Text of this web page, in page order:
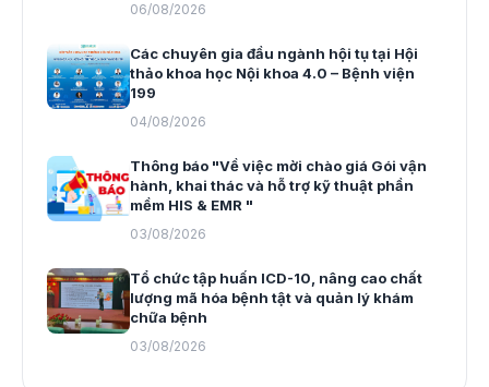
06/08/2026
Các chuyên gia đầu ngành hội tụ tại Hội
thảo khoa học Nội khoa 4.0 – Bệnh viện
199
04/08/2026
Thông báo "Về việc mời chào giá Gói vận
hành, khai thác và hỗ trợ kỹ thuật phần
mềm HIS & EMR "
03/08/2026
Tổ chức tập huấn ICD-10, nâng cao chất
lượng mã hóa bệnh tật và quản lý khám
chữa bệnh
03/08/2026